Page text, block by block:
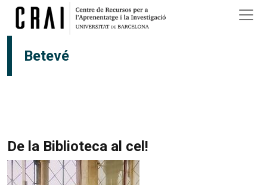
Vés al contingut
Betevé
De la Biblioteca al cel!